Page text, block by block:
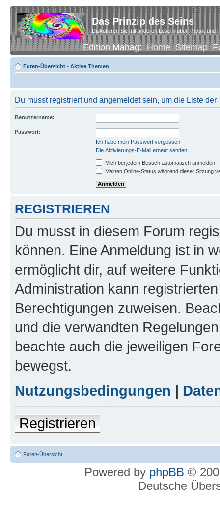
Das Prinzip des Seins
Diskutieren Sie mit anderen Lesern über Physik und
Edition Mahag:Home Sitemap
Foren-Übersicht • Aktive Themen
Du musst registriert und angemeldet sein, um die Liste
Benutzername:
Passwort:
Ich habe mein Passwort vergessen
Die Aktivierungs-E-Mail erneut senden
Mich bei jedem Besuch automatisch anmelden
Meinen Online-Status während dieser Sitzung
REGISTRIEREN
Du musst in diesem Forum
können. Eine Anmeldung ist in
ermöglicht dir, auf weitere
Administration kann
Berechtigungen zuweisen.
und die verwandten
beachte auch die jeweiligen
bewegst.
Nutzungsbedingungen |
Registrieren
Foren-Übersicht
Powered by phpBB ©
Deutsche